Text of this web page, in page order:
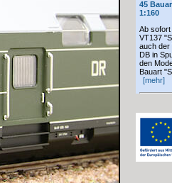
45
1:160
Ab
VT137
auch der
DB in
den
Bauart
[mehr]